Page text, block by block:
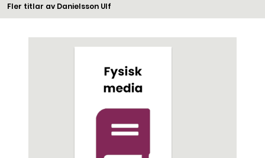
Fler titlar av Danielsson Ulf